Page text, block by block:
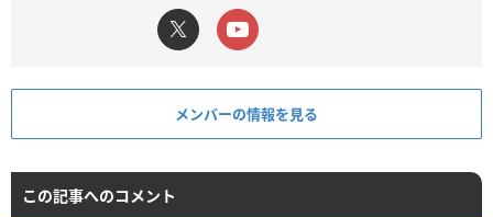
メンバーの情報を見る
この記事へのコメント